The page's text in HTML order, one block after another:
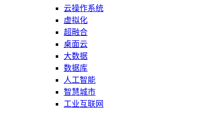
云操作系统
虚拟化
超融合
桌面云
大数据
数据库
人工智能
智慧城市
工业互联网